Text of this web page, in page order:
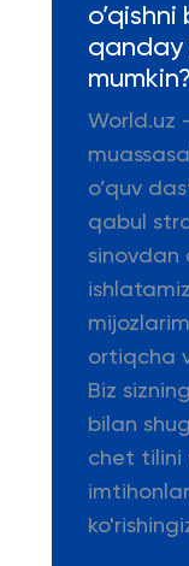
qanday
mumkin?
World.uz
o’quv
qabul
sinovdan
ortiqcha
Biz
bilan
chet tilini